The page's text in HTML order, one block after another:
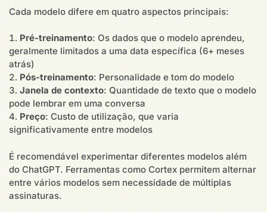
Cada modelo difere em quatro aspectos principais:
Pré-treinamento: Os dados que o modelo aprendeu,
geralmente limitados a uma data específica (6+ meses
atrás)
Pós-treinamento: Personalidade e tom do modelo
Janela de contexto: Quantidade de texto que o modelo
pode lembrar em uma conversa
Preço: Custo de utilização, que varia
significativamente entre modelos
É recomendável experimentar diferentes modelos além
do ChatGPT. Ferramentas como Cortex permitem alternar
entre vários modelos sem necessidade de múltiplas
assinaturas.